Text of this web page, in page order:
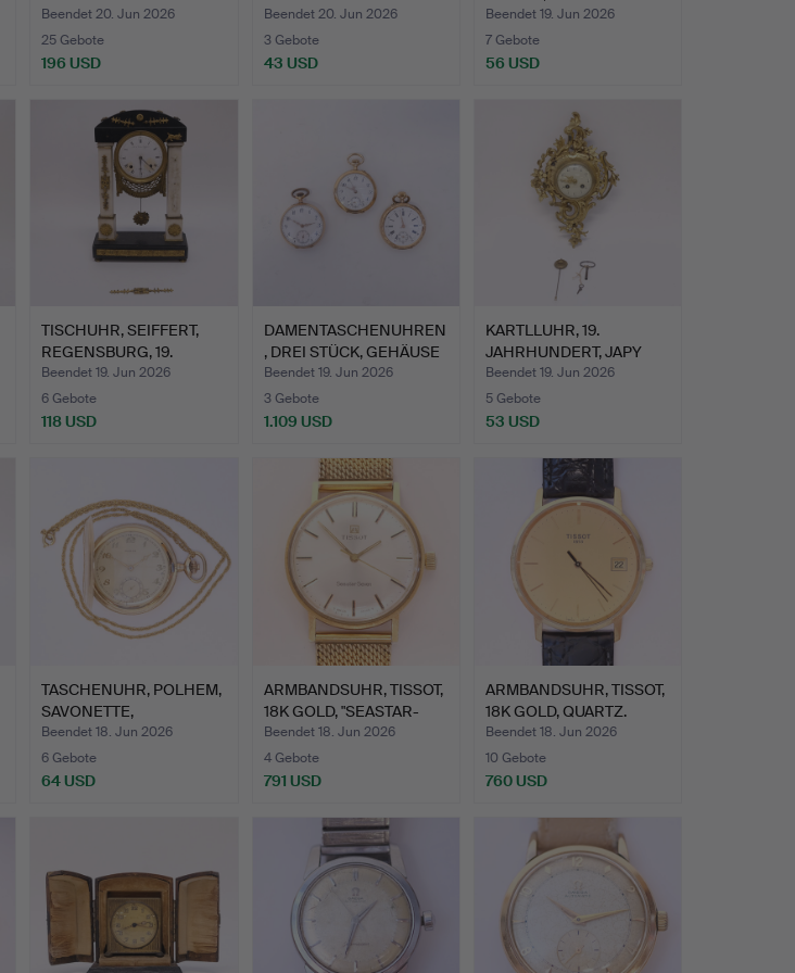
Beendet 20. Jun 2026
25 Gebote
196 USD
Beendet 20. Jun 2026
3 Gebote
43 USD
Beendet 19. Jun 2026
7 Gebote
56 USD
TISCHUHR, SEIFFERT,
REGENSBURG, 19.
JAHRHU…
Beendet 19. Jun 2026
6 Gebote
118 USD
DAMENTASCHENUHREN
, DREI STÜCK, GEHÄUSE
IN …
Beendet 19. Jun 2026
3 Gebote
1.109 USD
KARTLLUHR, 19.
JAHRHUNDERT, JAPY
FRERES & …
Beendet 19. Jun 2026
5 Gebote
53 USD
TASCHENUHR, POLHEM,
SAVONETTE,
GOLDDOUBLÉ.
Beendet 18. Jun 2026
6 Gebote
64 USD
ARMBANDSUHR, TISSOT,
18K GOLD, "SEASTAR-
SE…
Beendet 18. Jun 2026
4 Gebote
791 USD
ARMBANDSUHR, TISSOT,
18K GOLD, QUARTZ.
Beendet 18. Jun 2026
10 Gebote
760 USD